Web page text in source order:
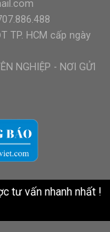
TP. HCM cấp ngày
NGHIỆP - NƠI GỬI
tư vấn nhanh nhất !